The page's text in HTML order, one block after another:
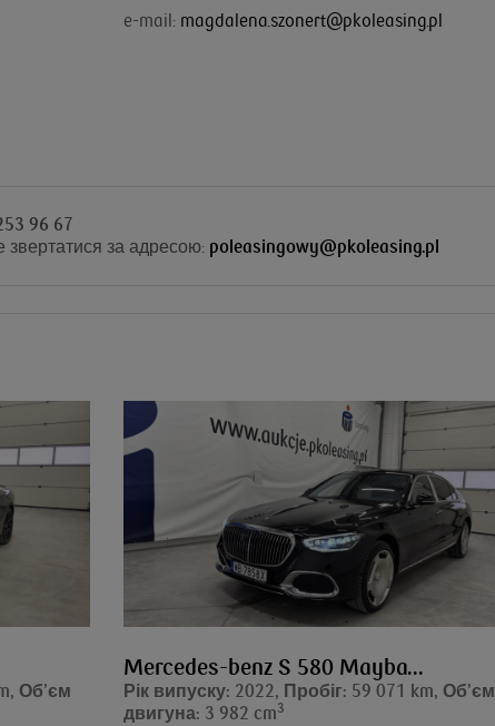
e-mail: magdalena.szonert@pkoleasing.pl
96 67
за адресою: poleasingowy@pkoleasing.pl
Об’єм
Mercedes-benz S 580 Mayba...
Рік випуску: 2022, Пробіг: 59 071 km, Об’єм
двигуна: 3 982 cm3